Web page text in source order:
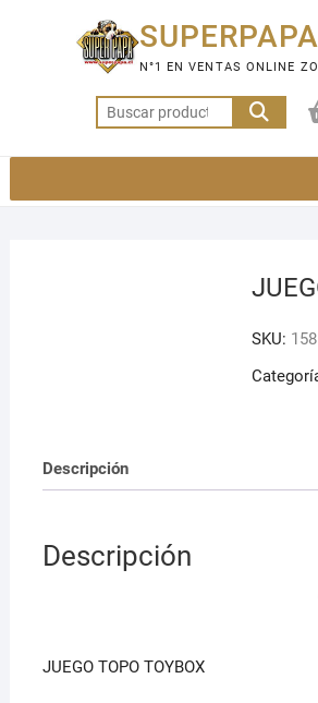
SUPERPAPA
N°1 EN VENTAS ONLINE
Buscar
por:
SKU:
Descripción
Descripción
JUEGO TOPO TOYBOX